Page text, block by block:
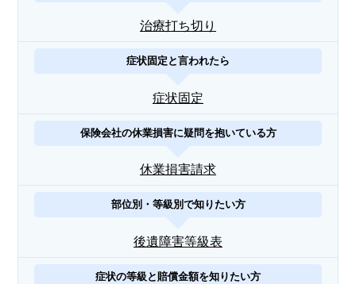
治療打ち切り
症状固定と言われたら
症状固定
保険会社の休業損害に疑問を抱いている方
休業損害請求
部位別・等級別で知りたい方
後遺障害等級表
症状の等級と賠償金額を知りたい方